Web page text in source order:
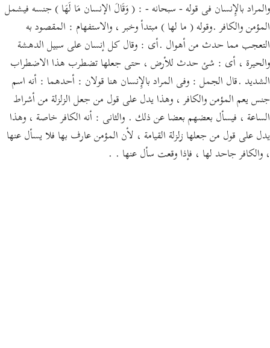
والمراد بالإِنسان فى قوله - سبحانه - : ( وَقَالَ الإنسان مَا لَهَا ) جنسه فيشمل
المؤمن والكافر .وقوله ( ما لها ) مبتدأ وخبر ، والاستفهام : المقصود به
التعجب مما حدث من أهوال .أى : وقال كل إنسان على سبيل الدهشة
والحيرة ، أى : شئ حدث للأرض ، حتى جعلها تضطرب هذا الاضطراب
الشديد .قال الجمل : وفى المراد بالإِنسان هنا قولان : أحدهما : أنه اسم
جنس يعم المؤمن والكافر ، وهذا يدل على قول من جعل الزلزلة من أشراط
الساعة ، فيسأل بعضهم بعضا عن ذلك . والثانى : أنه الكافر خاصة ، وهذا
يدل على قول من جعلها زلزلة القيامة ، لأن المؤمن عارف بها فلا يسأل عنها
، والكافر جاحد لها ، فإذا وقعت سأل عنها . .